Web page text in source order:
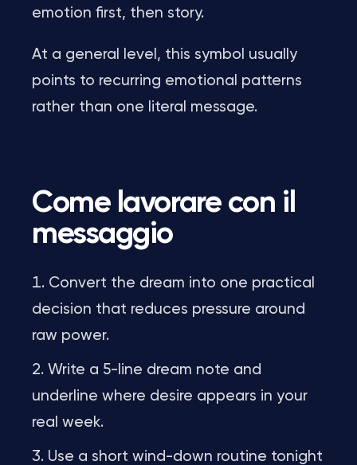
emotion first, then story.
At a general level, this symbol usually
points to recurring emotional patterns
rather than one literal message.
Come lavorare con il
messaggio
Convert the dream into one practical
decision that reduces pressure around
raw power.
Write a 5-line dream note and
underline where desire appears in your
real week.
Use a short wind-down routine tonight